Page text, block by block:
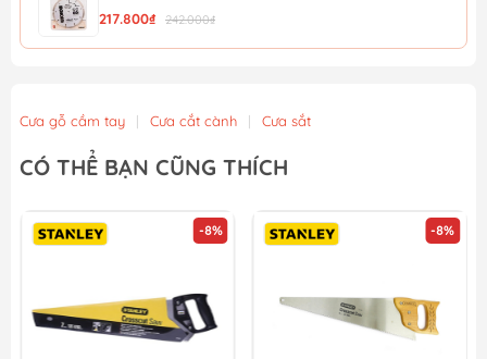
217.800₫ 242.000₫
Dao tiện ích có lưỡi cắt, lưỡi dao cố định Workpro ...
199.595₫
Lưỡi cắt kim loại Minbao 355mm 355x2.2x1.8 x25.4x66T
Cưa gỗ cầm tay | Cưa cắt cành | Cưa sắt
CÓ THỂ BẠN CŨNG THÍCH
-8% -8%